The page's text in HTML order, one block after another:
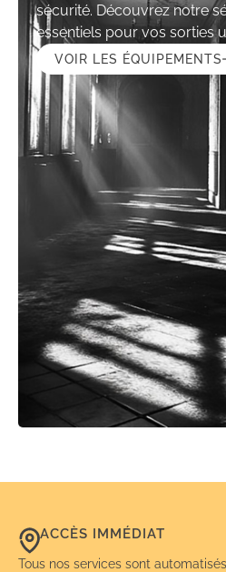
sécurité. Découvrez notre
essentiels pour vos sorties
VOIR LES ÉQUIPEMENTS
ACCÈS IMMÉDIAT
Tous nos services sont